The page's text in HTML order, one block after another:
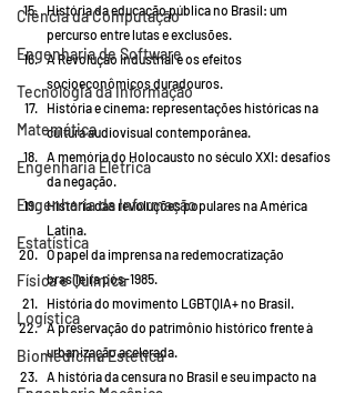
Ciência da Computação
Engenharia de Software
Tecnologia da Informação
Matemática
Engenharia Elétrica
Engenharia da Informação
Estatística
Física e Química
Logística
Biomedicina Estética
História da educação pública no Brasil: um
percurso entre lutas e exclusões.
A Revolução Industrial e os efeitos
socioeconômicos duradouros.
História e cinema: representações históricas na
cultura audiovisual contemporânea.
A memória do Holocausto no século XXI: desafios
da negação.
História das revoluções populares na América
Latina.
O papel da imprensa na redemocratização
brasileira pós-1985.
História do movimento LGBTQIA+ no Brasil.
A preservação do patrimônio histórico frente à
urbanização acelerada.
A história da censura no Brasil e seu impacto na